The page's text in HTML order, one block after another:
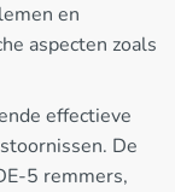
en
aspecten zoals
effectieve
De
5 remmers,